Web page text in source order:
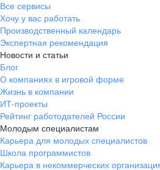
Все сервисы
Хочу у вас работать
Производственный календарь
Экспертная рекомендация
Новости и статьи
Блог
О компаниях в игровой форме
Жизнь в компании
ИТ-проекты
Рейтинг работодателей России
Молодым специалистам
Карьера для молодых специалистов
Школа программистов
Карьера в некоммерческих